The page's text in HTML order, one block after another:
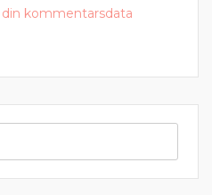
kommentarsdata